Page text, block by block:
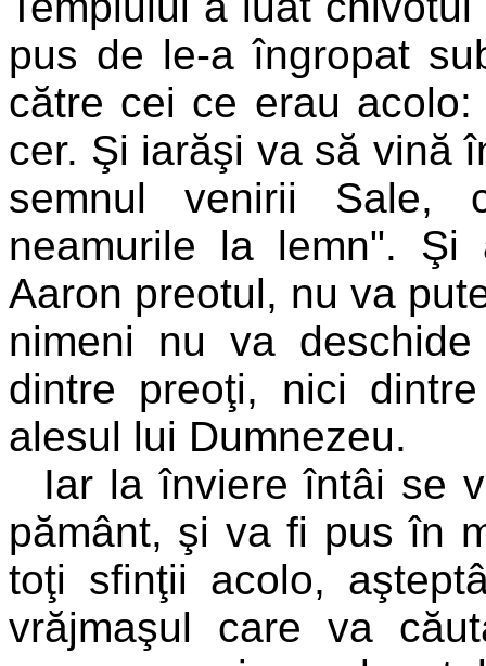
pus de le-a îngropat
către cei ce erau
cer. Şi iarăşi va să vină
semnul venirii Sale,
neamurile la lemn".
Aaron preotul, nu va
nimeni nu va
dintre preoţi, nici
alesul lui Dumnezeu.
Iar la înviere întâi se
pământ, şi va fi pus în
toţi sfinţii acolo,
vrăjmaşul care va